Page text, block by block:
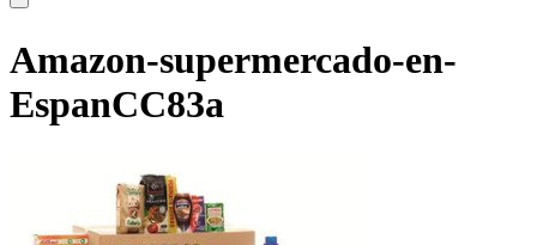
Amazon-supermercado-en-
EspanCC83a